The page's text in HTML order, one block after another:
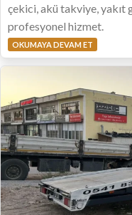
çekici, akü takviye, yakıt
profesyonel hizmet.
OKUMAYA DEVAM ET